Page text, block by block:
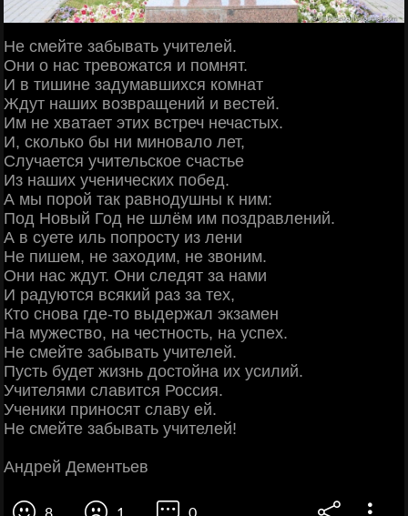
Не смейте забывать учителей.
Они о нас тревожатся и помнят.
И в тишине задумавшихся комнат
Ждут наших возвращений и вестей.
Им не хватает этих встреч нечастых.
И, сколько бы ни миновало лет,
Случается учительское счастье
Из наших ученических побед.
А мы порой так равнодушны к ним:
Под Новый Год не шлём им поздравлений.
А в суете иль попросту из лени
Не пишем, не заходим, не звоним.
Они нас ждут. Они следят за нами
И радуются всякий раз за тех,
Кто снова где-то выдержал экзамен
На мужество, на честность, на успех.
Не смейте забывать учителей.
Пусть будет жизнь достойна их усилий.
Учителями славится Россия.
Ученики приносят славу ей.
Не смейте забывать учителей!
Андрей Дементьев